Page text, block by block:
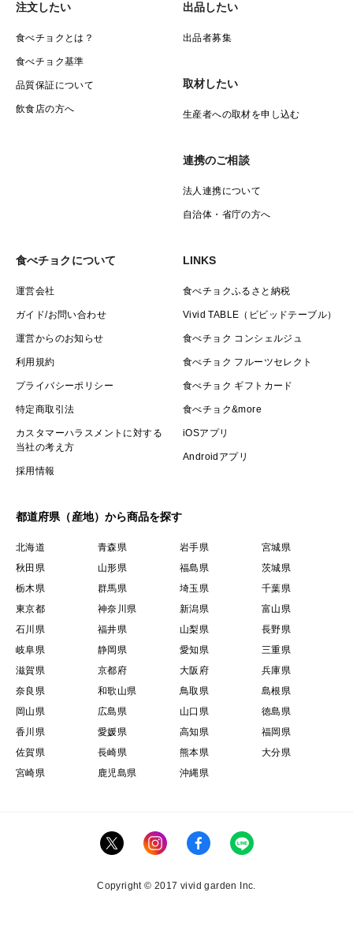
注文したい
食べチョクとは？
食べチョク基準
品質保証について
飲食店の方へ
出品したい
出品者募集
取材したい
生産者への取材を申し込む
連携のご相談
法人連携について
自治体・省庁の方へ
食べチョクについて
運営会社
ガイド/お問い合わせ
運営からのお知らせ
利用規約
プライバシーポリシー
特定商取引法
カスタマーハラスメントに対する
当社の考え方
採用情報
LINKS
食べチョクふるさと納税
Vivid TABLE（ビビッドテーブル）
食べチョク コンシェルジュ
食べチョク フルーツセレクト
食べチョク ギフトカード
食べチョク&more
iOSアプリ
Androidアプリ
都道府県（産地）から商品を探す
北海道 青森県 岩手県
宮城県
秋田県
山形県 福島県
茨城県
栃木県
群馬県 埼玉県
千葉県
東京都
神奈川県 新潟県
富山県
石川県
福井県 山梨県
長野県
岐阜県
静岡県 愛知県
三重県
滋賀県
京都府 大阪府
兵庫県
奈良県
和歌山県 鳥取県
島根県
岡山県
広島県 山口県
徳島県
香川県
愛媛県 高知県
福岡県
佐賀県
長崎県 熊本県
大分県
宮崎県
鹿児島県 沖縄県
Copyright © 2017 vivid garden Inc.